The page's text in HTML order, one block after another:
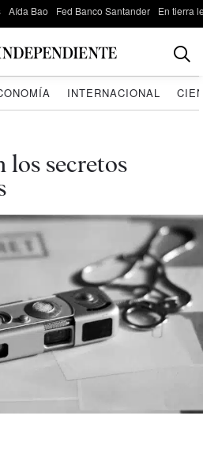
Aída Bao Fed Banco Santander En tierra
INTERNACIONAL
los secretos